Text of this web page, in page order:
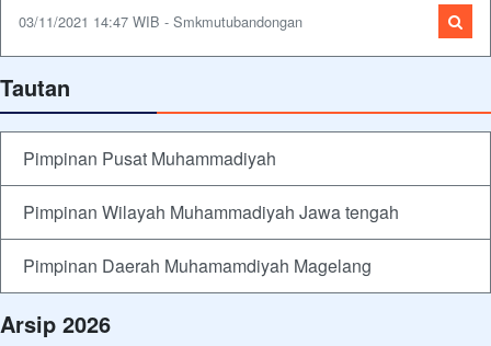
03/11/2021 14:47 WIB - Smkmutubandongan
Tautan
Pimpinan Pusat Muhammadiyah
Pimpinan Wilayah Muhammadiyah Jawa tengah
Pimpinan Daerah Muhamamdiyah Magelang
Arsip 2026